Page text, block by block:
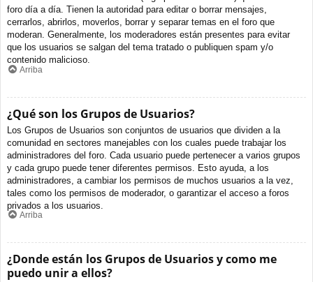
foro día a día. Tienen la autoridad para editar o borrar mensajes,
cerrarlos, abrirlos, moverlos, borrar y separar temas en el foro que
moderan. Generalmente, los moderadores están presentes para evitar
que los usuarios se salgan del tema tratado o publiquen spam y/o
contenido malicioso.
Arriba
¿Qué son los Grupos de Usuarios?
Los Grupos de Usuarios son conjuntos de usuarios que dividen a la
comunidad en sectores manejables con los cuales puede trabajar los
administradores del foro. Cada usuario puede pertenecer a varios grupos
y cada grupo puede tener diferentes permisos. Esto ayuda, a los
administradores, a cambiar los permisos de muchos usuarios a la vez,
tales como los permisos de moderador, o garantizar el acceso a foros
privados a los usuarios.
Arriba
¿Donde están los Grupos de Usuarios y como me
puedo unir a ellos?